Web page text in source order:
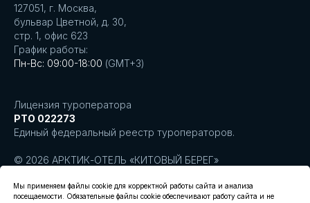
127051, г. Москва,
бульвар Цветной, д. 30,
стр. 1, офис 623
График работы:
Пн-Вс: 09:00-18:00 (GMT+3)
Лицензия туроператора
РТО 022273
Единый федеральный реестр туроператоров.
© 2026 АРКТИК-ОТЕЛЬ «КИТОВЫЙ БЕРЕГ»
Создание сайта Leto.Website
Мы применяем файлы cookie для корректной работы сайта и анализа
посещаемости. Обязательные файлы cookie обеспечивают работу сайта и не